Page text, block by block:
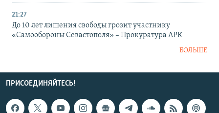
21:27
До 10 лет лишения свободы грозит участнику
«Самообороны Севастополя» – Прокуратура АРК
БОЛЬШЕ
ПРИСОЕДИНЯЙТЕСЬ!